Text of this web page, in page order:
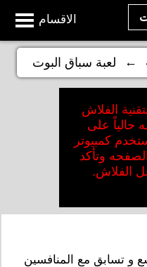
الاقسام
← لعبة سباق البوت
الفلاش
حالياً على
كمبيوتر
وتأكد
الفلاش.
و تسابق مع المنافسين